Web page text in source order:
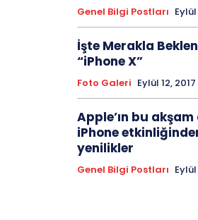
Genel Bilgi Postları Eylül
İşte Merakla
“iPhone X”
Foto Galeri Eylül 12, 2017
Apple’ın bu
iPhone
yenilikler
Genel Bilgi Postları Eylül